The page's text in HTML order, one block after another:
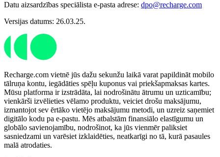
Datu aizsardzības speciālista e-pasta adrese: dpo@recharge.com
Versijas datums: 26.03.25.
Recharge.com vietnē jūs dažu sekunžu laikā varat papildināt mobilo
tālruņa kontu, iegādāties spēļu kuponus vai priekšapmaksas kartes.
Mūsu platforma ir izstrādāta, lai nodrošinātu ātrumu un uzticamību;
vienkārši izvēlieties vēlamo produktu, veiciet drošu maksājumu,
izmantojot sev ērtāko vietējo maksājumu metodi, un uzreiz saņemiet
digitālo kodu pa e-pastu. Mēs atbalstām finansiālo elastīgumu un
globālo savienojamību, nodrošinot, ka jūs vienmēr paliksiet
sasniedzami un varēsiet izklaidēties, neatkarīgi no tā, kurā pasaules
malā atrodaties.